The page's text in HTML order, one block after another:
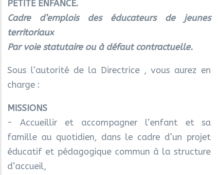
PETITE ENFANCE.
Cadre d’emplois des éducateurs de jeunes
territoriaux
Par voie statutaire ou à défaut contractuelle.
Sous l’autorité de la Directrice , vous aurez en
charge :
MISSIONS
- Accueillir et accompagner l’enfant et sa
famille au quotidien, dans le cadre d’un projet
éducatif et pédagogique commun à la structure
d’accueil,